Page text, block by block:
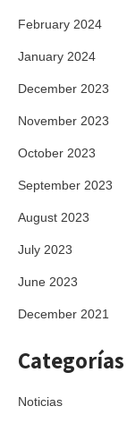
February 2024
January 2024
December 2023
November 2023
October 2023
September 2023
August 2023
July 2023
June 2023
December 2021
Categorías
Noticias